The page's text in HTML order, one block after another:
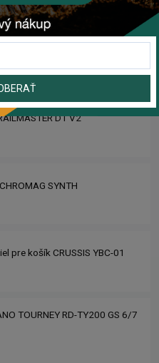
SIGNAL
DT V2
SYNTH
pre košík CRUSSIS YBC-01
TOURNEY RD-TY200 GS 6/7